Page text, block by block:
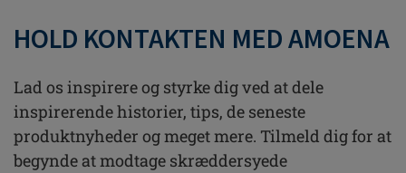
HOLD KONTAKTEN MED AMOENA
Lad os inspirere og styrke dig ved at dele
inspirerende historier, tips, de seneste
produktnyheder og meget mere. Tilmeld dig for at
begynde at modtage skræddersyede